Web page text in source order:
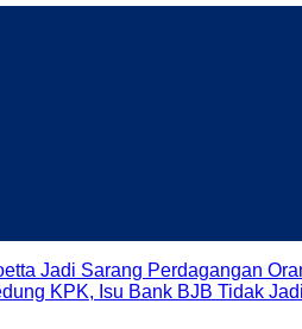
Jadi Sarang Perdagangan
KPK, Isu Bank BJB Tidak